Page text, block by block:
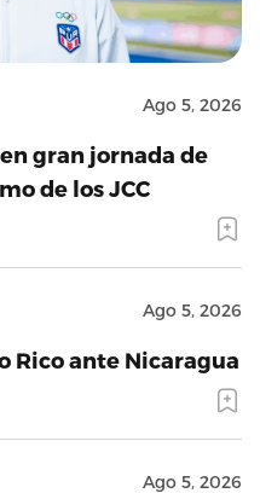
Ago 5, 2026
gran jornada de
de los JCC
Ago 5, 2026
Rico ante Nicaragua
Ago 5, 2026